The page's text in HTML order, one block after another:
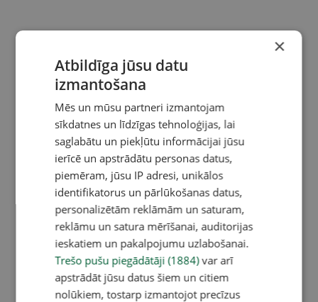
×
Atbildīga jūsu datu
izmantošana
Mēs un mūsu partneri izmantojam
sīkdatnes un līdzīgas tehnoloģijas, lai
saglabātu un piekļūtu informācijai jūsu
ierīcē un apstrādātu personas datus,
piemēram, jūsu IP adresi, unikālos
identifikatorus un pārlūkošanas datus,
personalizētām reklāmām un saturam,
reklāmu un satura mērīšanai, auditorijas
ieskatiem un pakalpojumu uzlabošanai.
Trešo pušu piegādātāji (1884)var arī
apstrādāt jūsu datus šiem un citiem
nolūkiem, tostarp izmantojot precīzus